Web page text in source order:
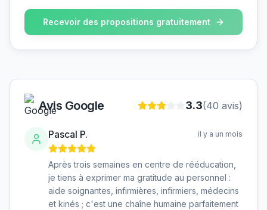
Recevoir des propositions gratuitement
Avis Google 3.3(40 avis)
Pascal P. il y a un mois
Après trois semaines en centre de rééducation,
je tiens à exprimer ma gratitude au personnel :
aide soignantes, infirmières, infirmiers, médecins
et kinés ; c'est une chaîne humaine parfaitement